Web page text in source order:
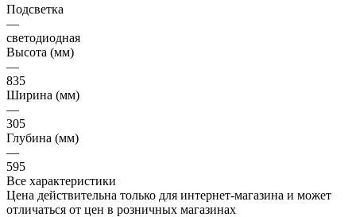
Подсветка
—
светодиодная
Высота (мм)
—
835
Ширина (мм)
—
305
Глубина (мм)
—
595
Все характеристики
Цена действительна только для интернет-магазина и может
отличаться от цен в розничных магазинах